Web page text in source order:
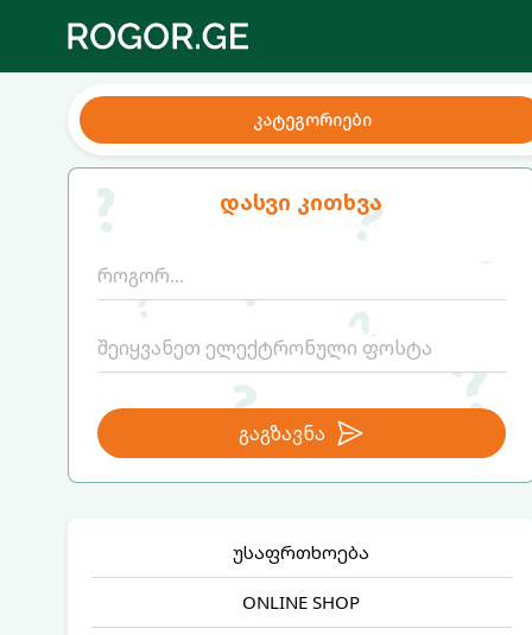
კატეგორიები
დასვი კითხვა
გაგზავნა
უსაფრთხოება
ONLINE SHOP